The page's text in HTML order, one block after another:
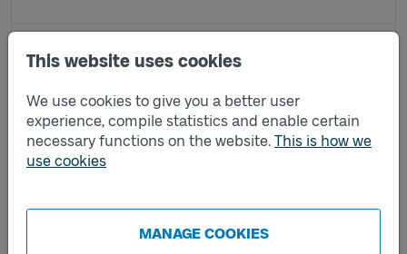
This website uses cookies
We use cookies to give you a better user
experience, compile statistics and enable certain
necessary functions on the website. This is how we
use cookies
MANAGE COOKIES
Hästliden B
Iserås A
Iserås B